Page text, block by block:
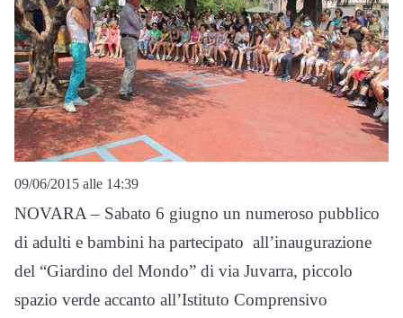
09/06/2015 alle 14:39
NOVARA – Sabato 6 giugno un numeroso pubblico
di adulti e bambini ha partecipato all’inaugurazione
del “Giardino del Mondo” di via Juvarra, piccolo
spazio verde accanto all’Istituto Comprensivo